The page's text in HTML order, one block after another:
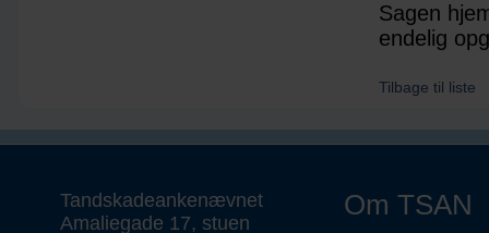
Sagen
endelig
Tilbage til liste
Tandskadeankenævnet
Amaliegade 17, stuen
Om TSAN